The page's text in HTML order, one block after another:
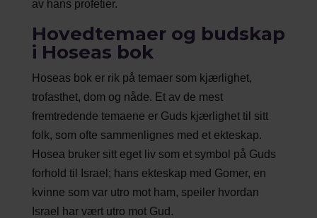
av hans profetier.
Hovedtemaer og budskap
i Hoseas bok
Hoseas bok er rik på temaer som kjærlighet,
trofasthet, dom og nåde. Et av de mest
fremtredende temaene er Guds kjærlighet til sitt
folk, som ofte sammenlignes med et ekteskap.
Hosea bruker sitt eget liv som et symbol på Guds
forhold til Israel; hans ekteskap med Gomer, en
kvinne som var utro mot ham, speiler hvordan
Israel har vært utro mot Gud.